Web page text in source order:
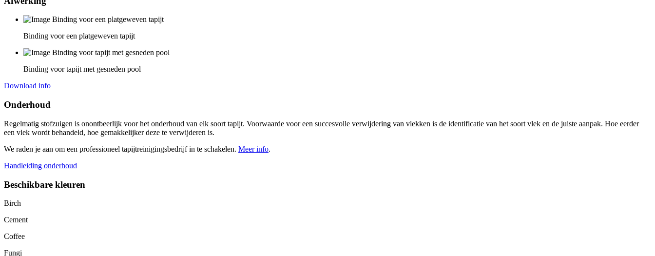
Binding voor een platgeweven tapijt
Binding voor tapijt met gesneden pool
Download info
Onderhoud
Regelmatig stofzuigen is onontbeerlijk voor het onderhoud van elk soort tapijt. Voorwaarde voor een succesvolle verwijdering van vlekken is de identificatie van het soort vlek en de juiste aanpak. Hoe eerder
een vlek wordt behandeld, hoe gemakkelijker deze te verwijderen is.
We raden je aan om een professioneel tapijtreinigingsbedrijf in te schakelen. Meer info.
Handleiding onderhoud
Beschikbare kleuren
Birch
Cement
Coffee
Fungi